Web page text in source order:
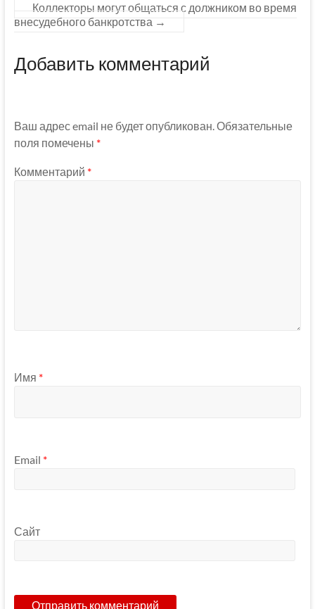
Коллекторы могут общаться с должником во время
внесудебного банкротства →
Добавить комментарий
Ваш адрес email не будет опубликован. Обязательные
поля помечены *
Комментарий *
Имя *
Email *
Сайт